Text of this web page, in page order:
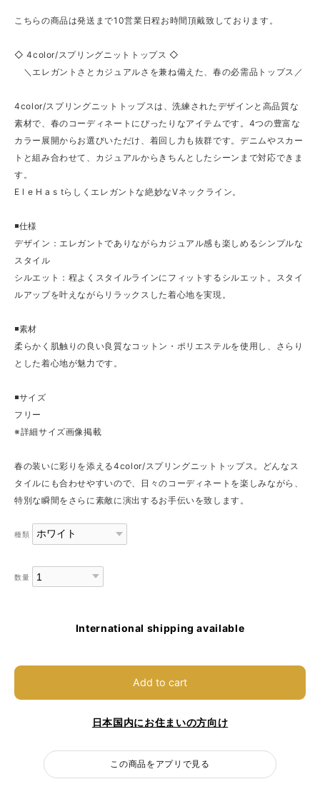
こちらの商品は発送まで10営業日程お時間頂戴致しております。
◇ 4color/スプリングニットトップス ◇
＼エレガントさとカジュアルさを兼ね備えた、春の必需品トップス／
4color/スプリングニットトップスは、洗練されたデザインと高品質な
素材で、春のコーディネートにぴったりなアイテムです。4つの豊富な
カラー展開からお選びいただけ、着回し力も抜群です。デニムやスカー
トと組み合わせて、カジュアルからきちんとしたシーンまで対応できま
す。
E l e H a s tらしくエレガントな絶妙なVネックライン。
◾️仕様
デザイン：エレガントでありながらカジュアル感も楽しめるシンプルな
スタイル
シルエット：程よくスタイルラインにフィットするシルエット。スタイ
ルアップを叶えながらリラックスした着心地を実現。
◾️素材
柔らかく肌触りの良い良質なコットン・ポリエステルを使用し、さらり
とした着心地が魅力です。
◾️サイズ
フリー
※詳細サイズ画像掲載
春の装いに彩りを添える4color/スプリングニットトップス。どんなス
タイルにも合わせやすいので、日々のコーディネートを楽しみながら、
特別な瞬間をさらに素敵に演出するお手伝いを致します。
種類
数量
International shipping available
Add to cart
日本国内にお住まいの方向け
この商品をアプリで見る